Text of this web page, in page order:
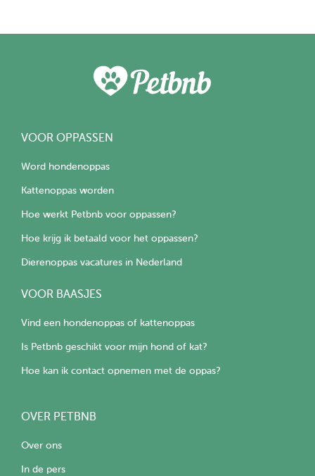
VOOR OPPASSEN
Word hondenoppas
Kattenoppas worden
Hoe werkt Petbnb voor oppassen?
Hoe krijg ik betaald voor het oppassen?
Dierenoppas vacatures in Nederland
VOOR BAASJES
Vind een hondenoppas of kattenoppas
Is Petbnb geschikt voor mijn hond of kat?
Hoe kan ik contact opnemen met de oppas?
OVER PETBNB
Over ons
In de pers